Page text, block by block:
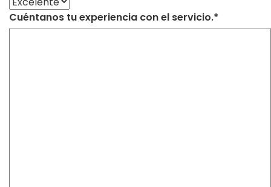
Cuéntanos tu experiencia con el servicio.*